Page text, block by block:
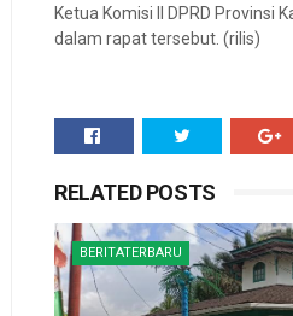
Ketua Komisi II DPRD Provinsi
dalam rapat tersebut. (rilis)
RELATED POSTS
BERITATERBARU